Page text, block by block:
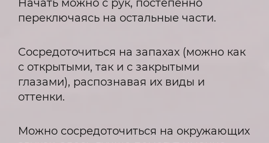
Начать можно с рук, постепенно
переключаясь на остальные части.
Сосредоточиться на запахах (можно как
с открытыми, так и с закрытыми
глазами), распознавая их виды и
оттенки.
Можно сосредоточиться на окружающих